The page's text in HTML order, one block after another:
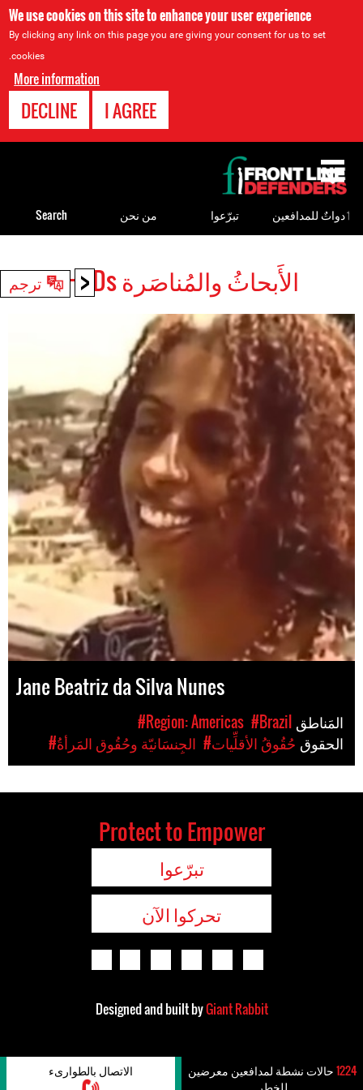
We use cookies on this site to enhance your user experience
By clicking any link on this page you are giving your consent for us to set
cookies.
More information
I AGREE
DECLINE
< ترجم
top
الأَبحاثُ والمُناصَرة HRDs
Jane Beatriz da Silva Nunes
#Region: Americas #Brazil
#الجِنسَانيّة وحُقُوق المَرأةُ #حُقُوقُ الأقلِّيات
to
top
ٲدواتٌ للمدافعين تبرّعوا من نحن Search
Protect to Empower
تبرّعوا
تحركوا الآن
Designed and built byGiant Rabbit
الاتصال بالطوارىء 1224حالات نشطة لمدافعين معرضين
للخطر